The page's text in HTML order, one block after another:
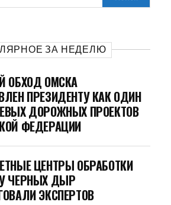
ЗА НЕДЕЛЮ
ОБХОД ОМСКА
ПРЕЗИДЕНТУ КАК ОДИН
ДОРОЖНЫХ ПРОЕКТОВ
ФЕДЕРАЦИИ
ЦЕНТРЫ ОБРАБОТКИ
ЧЕРНЫХ ДЫР
ЭКСПЕРТОВ